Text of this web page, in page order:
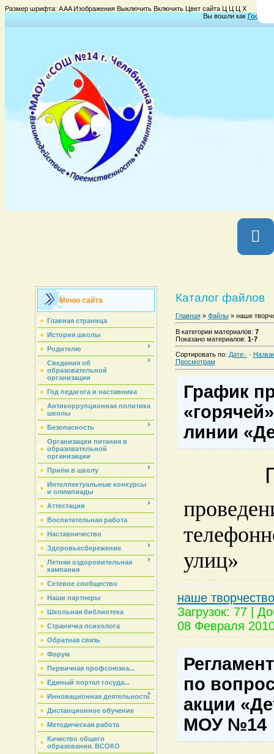
Размер шрифта: AAAИзображения Выключить Включить Цвет сайта Ц Ц Ц Х
Вы вошли как Гость
Меню сайта
Главная страница
История школы
Родителю
Сведения об
образовательной
организации
Год педагога и наставника
Антикоррупционная политика
школы
Безопасность
Организации питания в
образовательной
организации
Приём в школу
Интеллектуальные конкурсы
и олимпиады
Аттестация
Воспитательная работа
Наставничество
Здоровьесбережение
Летняя оздоровительная
кампания
Сетевое сообщество
Наши партнеры
Школьная библиотека
Страничка психолога
Обратная связь
Форум
Первичная профсоюзна...
Единый портал госуда...
Инновационная деятельность
Дистанционное обучение
Методическая работа
Качество общего
образования. ВСОКО
Каталог файлов
Главная» Файлы» наше
В категории материалов: 7
Показано материалов: 1-7
Сортировать по: Дате ·
Просмотрам
График
линии
улиц»
наше творчество
Загрузок: 77|
08 Февраля
по
акции
МОУ №14